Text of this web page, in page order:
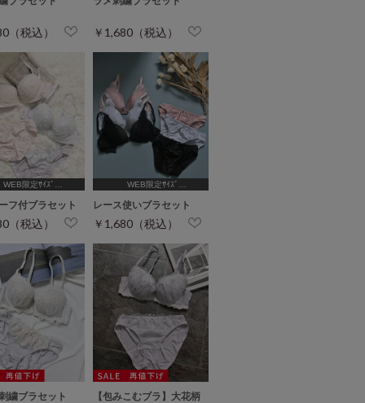
（税込） ￥1,680（税込）
WEB限定ｻｲｽﾞ
フ付ブラセット
（税込）
WEB限定ｻｲｽﾞ
レース使いブラセット
￥1,680（税込）
繍ブラセット
【包みこむブラ】大花柄